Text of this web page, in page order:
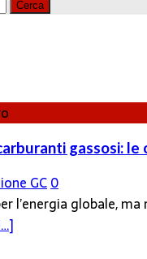
gassosi:
GC0
l’energia globale,